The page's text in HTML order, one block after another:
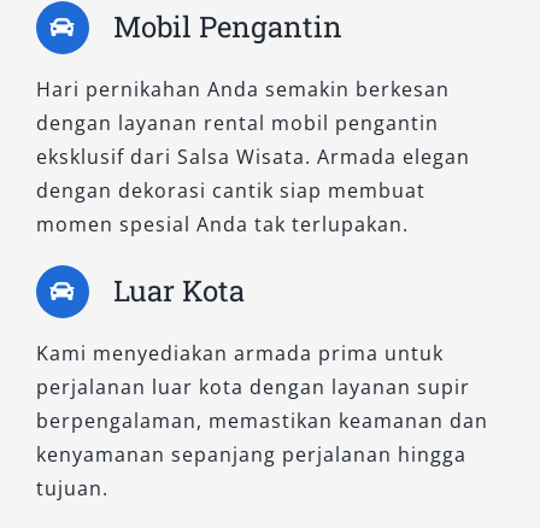
7. Pastikan Dukungan Layanan
Pelanggan
Layanan customer support yang aktif 24 jam
sangat membantu jika terjadi kendala di
perjalanan. Ini menjadi indikator penting
bahwa penyedia benar-benar siap melayani
secara profesional.
Dengan mempertimbangkan aspek-aspek di
atas, Anda dapat menemukan layanan sewa
mobil Demak murah yang tetap mengutamakan
kualitas, sehingga perjalanan terasa lebih
aman, nyaman, dan tanpa hambatan.
Mobil Pengantin
Hari pernikahan Anda semakin berkesan
dengan layanan rental mobil pengantin
eksklusif dari Salsa Wisata. Armada elegan
dengan dekorasi cantik siap membuat
momen spesial Anda tak terlupakan.
Luar Kota
Kami menyediakan armada prima untuk
perjalanan luar kota dengan layanan supir
berpengalaman, memastikan keamanan dan
kenyamanan sepanjang perjalanan hingga
tujuan.